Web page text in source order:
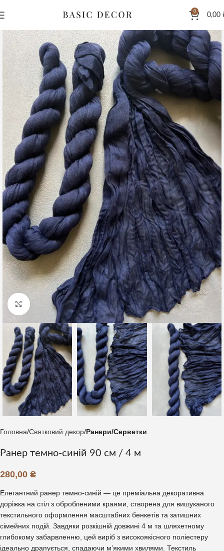
0
0,00
Клацніть, щоб збільшити
Головна Святковий декор Ранери/Серветки
Ранер темно-синій 90 см / 4 м
280,00 ₴
Елегантний ранер темно-синій — це преміальна декоративна
доріжка на стіл з обробленими краями, створена для вишуканого
текстильного оформлення масштабних бенкетів та затишних
сімейних подій. Завдяки розкішній довжині 4 м та шляхетному
глибокому забарвленню, цей виріб з високоякісного поліестеру
ідеально драпується, спадаючи м’якими хвилями. Текстиль